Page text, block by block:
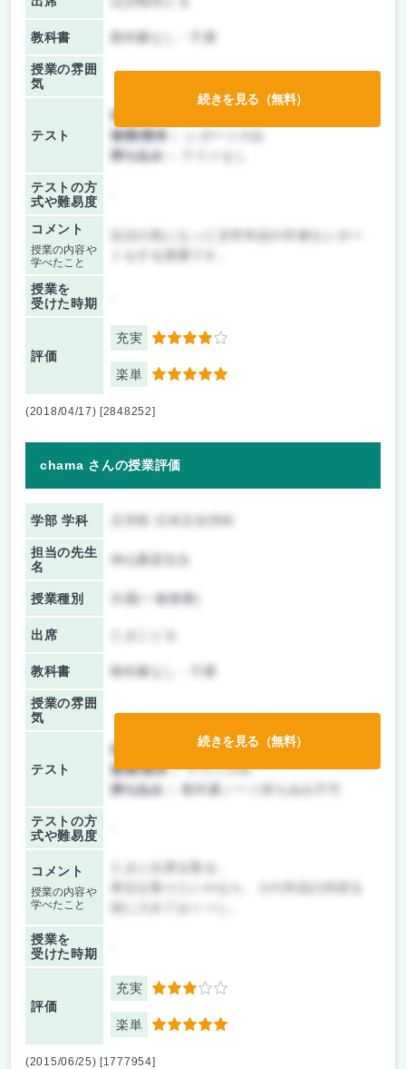
教科書 教科書なし・不要
授業の雰囲
気
テスト
前期/中間：
後期/期末：
持ち込み：
テストの方
式や難易度
コメント
授業の内容や
学べたこと
授業を
受けた時期
評価
充実 4
楽単 5
続きを見る（無料）
(2018/04/17) [2848252]
chama さんの授業評価
学部 学科
担当の先生
名
授業種別 共通(一般教養)
出席
教科書 教科書なし・不要
授業の雰囲
気
テスト
前期/中間：
テスト・レポート両方なし
後期/期末：テストのみ
持ち込み：
教科書ノート持ち込み不可
テストの方
式や難易度
コメント
授業の内容や
学べたこと
授業を
受けた時期
評価
充実 3
楽単 5
続きを見る（無料）
(2015/06/25) [1777954]